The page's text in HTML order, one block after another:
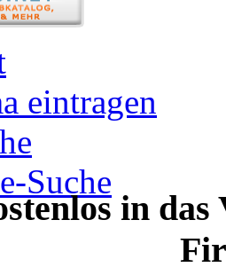
eintragen
Suche
in